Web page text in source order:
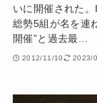
いに開催された
総勢5組が名を連
開催”と過去最...
2012/11/10 2023/